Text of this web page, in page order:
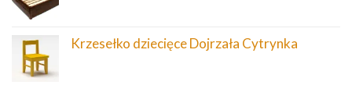
Krzesełko dziecięce Dojrzała Cytrynka